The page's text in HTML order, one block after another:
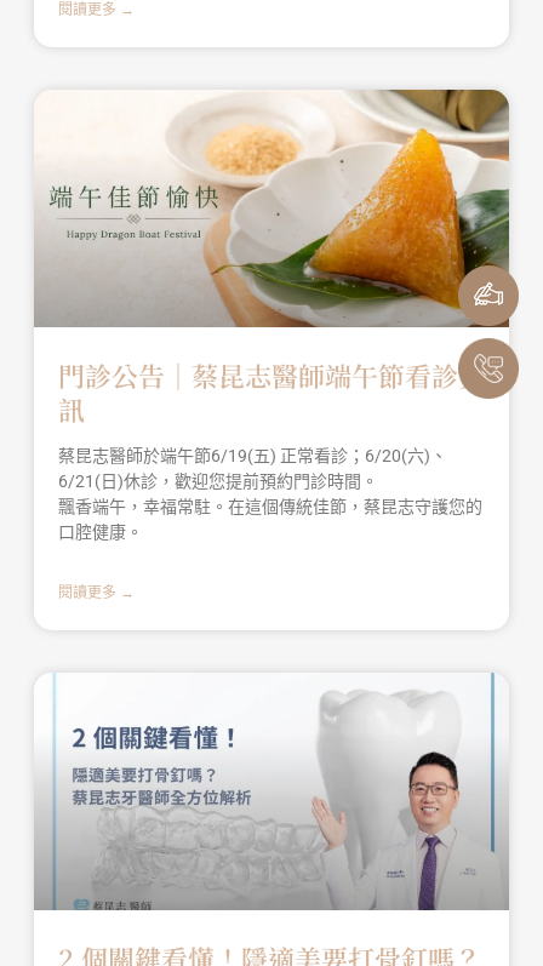
閱讀更多 →
門診公告｜蔡昆志醫師端午節看診資
訊
蔡昆志醫師於端午節6/19(五) 正常看診；6/20(六)、
6/21(日)休診，歡迎您提前預約門診時間。
飄香端午，幸福常駐。在這個傳統佳節，蔡昆志守護您的
口腔健康。
閱讀更多 →
2 個關鍵看懂！隱適美要打骨釘嗎？